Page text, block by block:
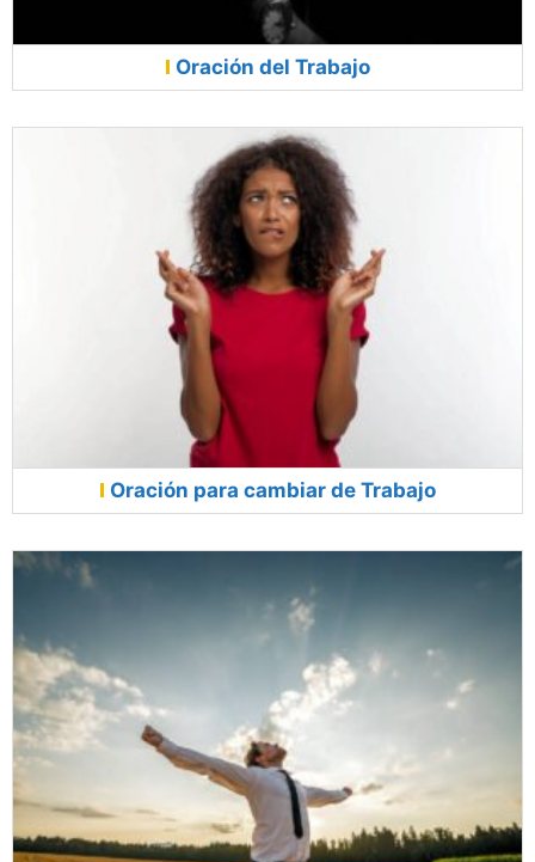
Oración del Trabajo
Oración para cambiar de Trabajo